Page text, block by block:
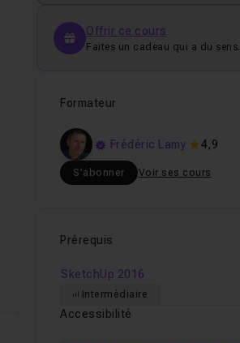
Offrir ce cours
Faites un cadeau qui a du sens.
Formateur
Frédéric Lamy 4,9
S'abonner Voir ses cours
Prérequis
SketchUp 2016
Intermédiaire
Accessibilité